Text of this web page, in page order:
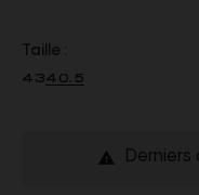
Taille :
4340.5
 Derniers